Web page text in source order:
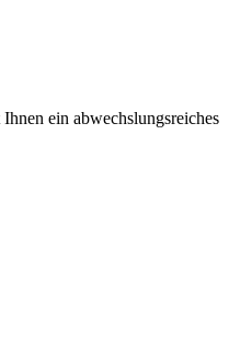
ein abwechslungsreiches